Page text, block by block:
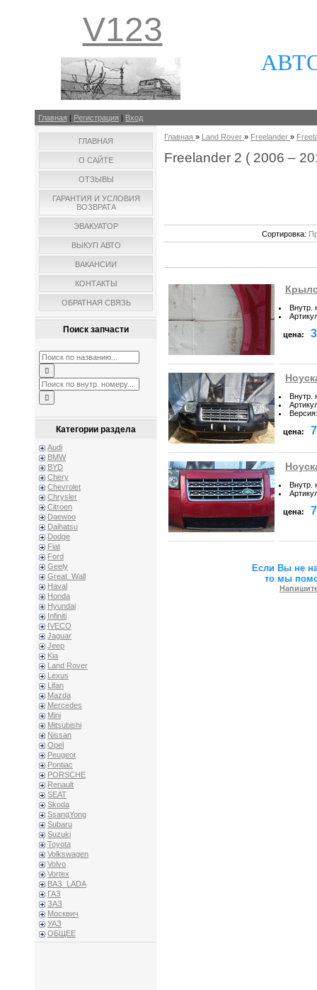
V123
Главная | Регистрация | Вход
ГЛАВНАЯ
О САЙТЕ
ОТЗЫВЫ
ГАРАНТИЯ И УСЛОВИЯ
ВОЗВРАТА
ЭВАКУАТОР
ВЫКУП АВТО
ВАКАНСИИ
КОНТАКТЫ
ОБРАТНАЯ СВЯЗЬ
Поиск запчасти
Категории раздела
Audi
BMW
BYD
Chery
Chevrolet
Chrysler
Citroen
Daewoo
Daihatsu
Dodge
Fiat
Ford
Geely
Great_Wall
Haval
Honda
Hyundai
Infiniti
IVECO
Jaguar
Jeep
Kia
Land Rover
Lexus
Lifan
Mazda
Mercedes
Mini
Mitsubishi
Nissan
Opel
Peugeot
Pontiac
PORSCHE
Renault
SEAT
Skoda
SsangYong
Subaru
Suzuki
Toyota
Volkswagen
Volvo
Vortex
ВАЗ_LADA
ГАЗ
ЗАЗ
Москвич
УАЗ
ОБЩЕЕ
Главная » Land Rover » Freelander »
Freelander 2 ( 2006 –
Сортировка:
Внутр.
цена:
Внутр.
Версия:
цена:
Внутр.
цена:
Если Вы не
то мы